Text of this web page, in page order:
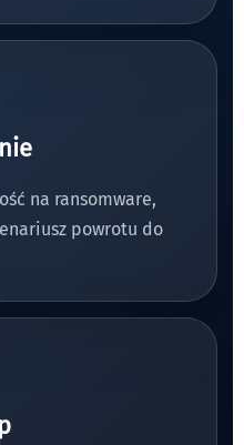
na ransomware,
powrotu do